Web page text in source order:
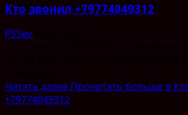
Кто звонил +79774049312
PSSev
Читать далее Прочитать больше о
+79774049312